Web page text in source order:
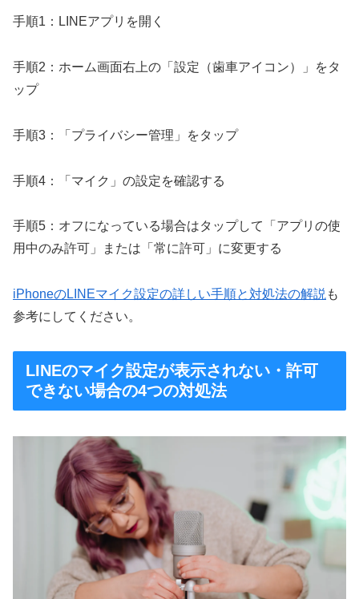
手順1：LINEアプリを開く
手順2：ホーム画面右上の「設定（歯車アイコン）」をタ
ップ
手順3：「プライバシー管理」をタップ
手順4：「マイク」の設定を確認する
手順5：オフになっている場合はタップして「アプリの使
用中のみ許可」または「常に許可」に変更する
iPhoneのLINEマイク設定の詳しい手順と対処法の解説 も
参考にしてください。
LINEのマイク設定が表示されない・許可
できない場合の4つの対処法